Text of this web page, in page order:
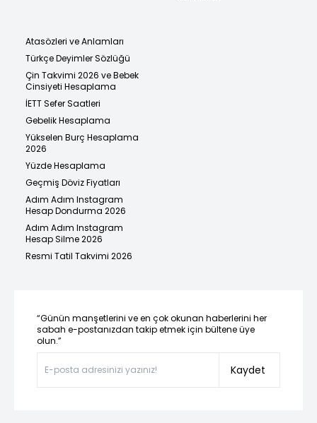
Atasözleri ve Anlamları
Türkçe Deyimler Sözlüğü
Çin Takvimi 2026 ve Bebek
Cinsiyeti Hesaplama
İETT Sefer Saatleri
Gebelik Hesaplama
Yükselen Burç Hesaplama
2026
Yüzde Hesaplama
Geçmiş Döviz Fiyatları
Adım Adım Instagram
Hesap Dondurma 2026
Adım Adım Instagram
Hesap Silme 2026
Resmi Tatil Takvimi 2026
“Günün manşetlerini ve en çok okunan haberlerini her
sabah e-postanızdan takip etmek için bültene üye
olun.”
Kaydet